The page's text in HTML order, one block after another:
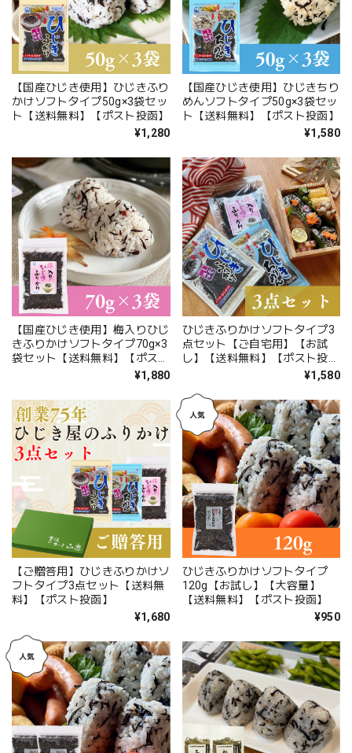
【国産ひじき使用】ひじきふり
かけソフトタイプ50g×3袋セッ
ト【送料無料】【ポスト投函】
¥1,280
【国産ひじき使用】ひじきちり
めんソフトタイプ50g×3袋セッ
ト【送料無料】【ポスト投函】
¥1,580
【国産ひじき使用】梅入りひじ
きふりかけソフトタイプ70g×3
袋セット【送料無料】【ポスト
¥1,880
ひじきふりかけソフトタイプ3
点セット【ご自宅用】【お試
し】【送料無料】【ポスト投
¥1,580
【ご贈答用】ひじきふりかけソ
フトタイプ3点セット【送料無
料】【ポスト投函】
¥1,680
ひじきふりかけソフトタイプ
120g【お試し】【大容量】
【送料無料】【ポスト投函】
¥950